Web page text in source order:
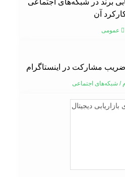
برند در شبکه‌های اجتماعی
آن
عمومی
شبکه‌های اجتماعی